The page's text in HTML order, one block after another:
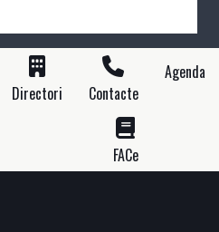
Directori Contacte
Agenda
FACe